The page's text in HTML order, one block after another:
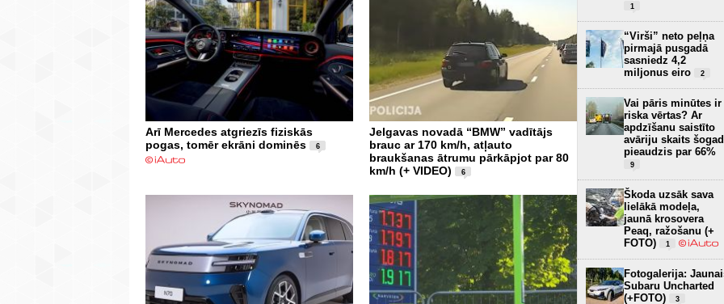
Arī Mercedes atgriezīs fiziskās
pogas, tomēr ekrāni dominēs
6
Jelgavas novadā “BMW” vadītājs
brauc ar 170 km/h, atļauto
braukšanas ātrumu pārkāpjot par 80
km/h (+ VIDEO)
6
1
“Virši” neto peļņa
pirmajā pusgadā
sasniedz 4,2
miljonus eiro
2
Vai pāris minūtes ir
riska vērtas? Ar
apdzīšanu saistīto
avāriju skaits šogad
pieaudzis par 66%
9
Škoda uzsāk sava
lielākā modeļa,
jaunā krosovera
Peaq, ražošanu (+
FOTO)
1
Fotogalerija:
Subaru Uncharted
(+FOTO)
3